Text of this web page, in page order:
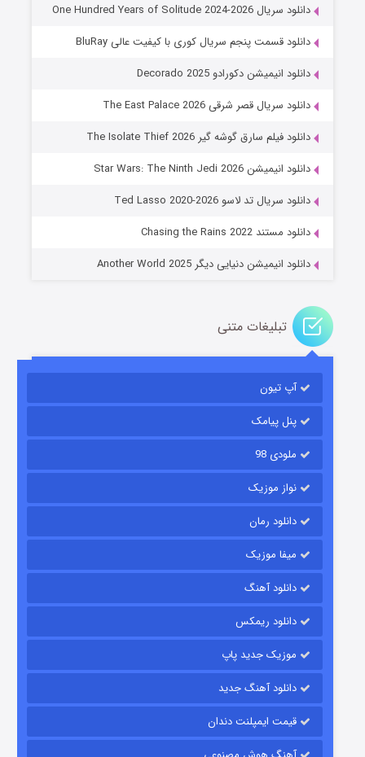
قسمت۱۴ (زیرنویس) منتشر شد
قسمت
دانلود سریال One Hundred Years of Solitude 2024-2026
دانلود قسمت پنجم سریال کوری با کیفیت عالی BluRay
دانلود انیمیشن دکورادو Decorado 2025
دانلود سریال قصر شرقی The East Palace 2026
دانلود فیلم سارق گوشه گیر The Isolate Thief 2026
دانلود انیمیشن Star Wars: The Ninth Jedi 2026
دانلود سریال تد لاسو Ted Lasso 2020-2026
دانلود مستند Chasing the Rains 2022
دانلود انیمیشن دنیایی دیگر Another World 2025
تبلیغات متنی
آپ تیون
پنل پیامک
ملودی 98
نواز موزیک
دانلود رمان
میفا موزیک
دانلود آهنگ
دانلود ریمکس
موزیک جدید پاپ
دانلود آهنگ جدید
قیمت ایمپلنت دندان